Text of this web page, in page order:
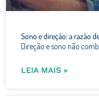
Sono e direção: a razão
Direção e sono não
LEIA MAIS »